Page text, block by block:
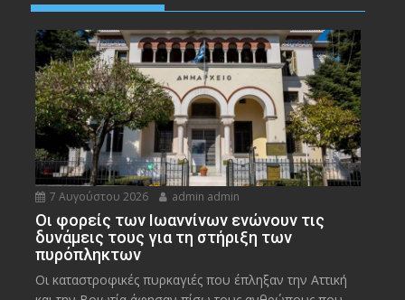
7 Αυγούστου 2026 admin admin
Οι φορείς των Ιωαννίνων ενώνουν τις
δυνάμεις τους για τη στήριξη των
πυρόπληκτων
Οι καταστροφικές πυρκαγιές που έπληξαν την Αττική